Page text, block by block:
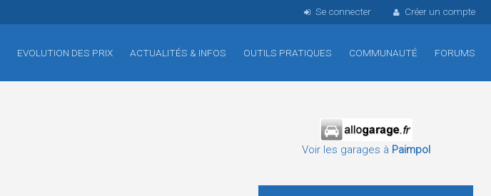
Se connecter Créer un compte
EVOLUTION DES PRIX ACTUALITÉS & INFOS OUTILS PRATIQUES COMMUNAUTÉ FORUMS
Voir les garages à Paimpol